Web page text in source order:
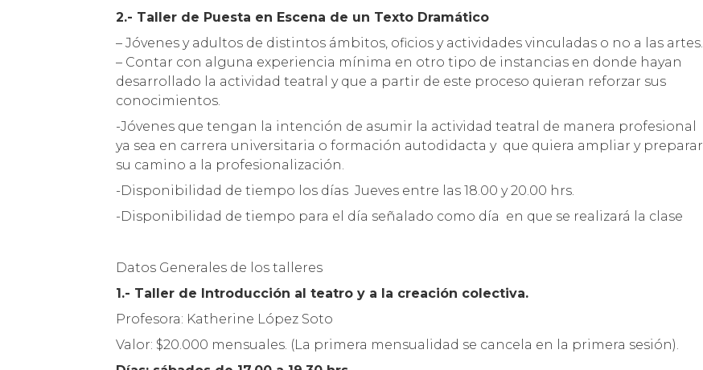
2.- Taller de Puesta en Escena de un Texto Dramático
– Jóvenes y adultos de distintos ámbitos, oficios y actividades vinculadas o no a las artes.
– Contar con alguna experiencia mínima en otro tipo de instancias en donde hayan
desarrollado la actividad teatral y que a partir de este proceso quieran reforzar sus
conocimientos.
-Jóvenes que tengan la intención de asumir la actividad teatral de manera profesional
ya sea en carrera universitaria o formación autodidacta y que quiera ampliar y preparar
su camino a la profesionalización.
-Disponibilidad de tiempo los días Jueves entre las 18.00 y 20.00 hrs.
-Disponibilidad de tiempo para el día señalado como día en que se realizará la clase
Datos Generales de los talleres
1.- Taller de Introducción al teatro y a la creación colectiva.
Profesora: Katherine López Soto
Valor: $20.000 mensuales. (La primera mensualidad se cancela en la primera sesión).